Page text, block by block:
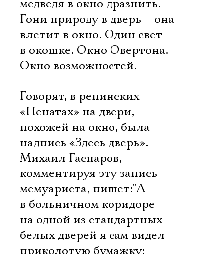
медведя в окно дразнить.
Гони природу в дверь – она
влетит в окно. Один свет
в окошке. Окно Овертона.
Окно возможностей.
Говорят, в репинских
«Пенатах» на двери,
похожей на окно, была
надпись «Здесь дверь».
Михаил Гаспаров,
комментируя эту запись
мемуариста, пишет:"А
в больничном коридоре
на одной из стандартных
белых дверей я сам видел
приколотую бумажку: